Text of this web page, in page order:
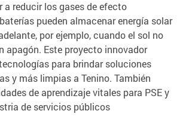
a reducir los gases de efecto
pueden almacenar energía solar
por ejemplo, cuando el sol no
apagón. Este proyecto innovador
para brindar soluciones
y más limpias a Tenino. También
de aprendizaje vitales para PSE y
de servicios públicos